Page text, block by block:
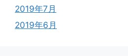
2019年7月
2019年6月